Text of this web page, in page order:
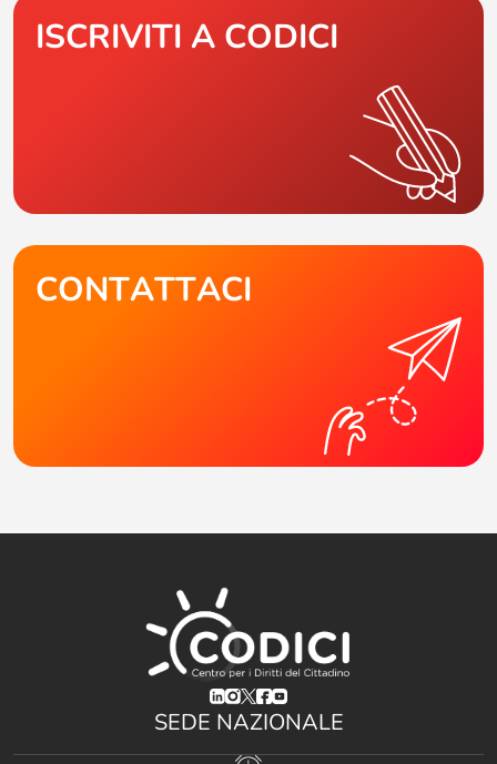
ISCRIVITI A CODICI
CONTATTACI
(opens in a new tab)
(opens in a new tab)
(opens in a new tab)
(opens in a new tab)
(opens in a new tab)
SEDE NAZIONALE